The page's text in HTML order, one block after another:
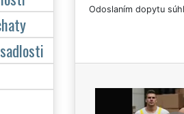
Odoslaním dopytu